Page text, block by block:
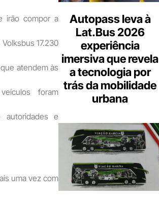
irão compor a
17.230
atendem às
foram
autoridades e
uma vez com
Autopass leva à
Lat.Bus 2026
experiência
imersiva que revela
a tecnologia por
trás da mobilidade
urbana